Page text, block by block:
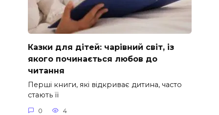
Казки для дітей: чарівний світ, із
якого починається любов до
читання
Перші книги, які відкриває дитина, часто
стають її
0 4